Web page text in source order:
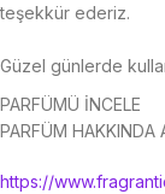
teşekkür ederiz.
Güzel günlerde
PARFÜMÜ İNCELE
PARFÜM HAKKINDA
https://